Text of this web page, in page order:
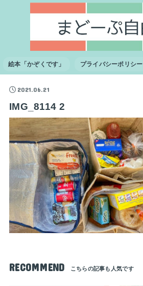
絵本「かぞくです」 プライバシーポリシー
2021.06.21
IMG_8114 2
RECOMMEND